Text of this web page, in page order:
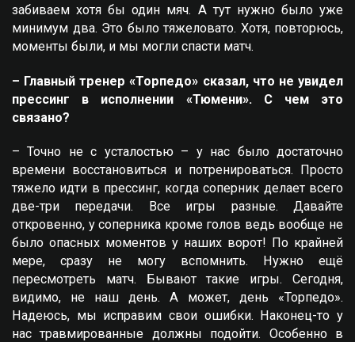
забиваем хотя бы один мяч. А тут нужно было уже
минимум два. Это было тяжеловато. Хотя, повторюсь,
моменты были, и мы могли спасти матч.
– Главный тренер «Торпедо» сказал, что не увидел
прессинг в исполнении «Тюмени». С чем это
связано?
– Точно не с усталостью – у нас было достаточно
времени восстановиться и потренироваться. Просто
тяжело идти в прессинг, когда соперник делает всего
две-три передачи. Все игры разные. Давайте
откровенно, у соперника кроме голов ведь вообще не
было опасных моментов у наших ворот! По крайней
мере, сразу не могу вспомнить. Нужно ещё
пересмотреть матч. Бывают такие игры. Сегодня,
видимо, не наш день. А может, день «Торпедо».
Надеюсь, мы исправим свои ошибки. Наконец-то у
нас травмированные должны подойти. Особенно в